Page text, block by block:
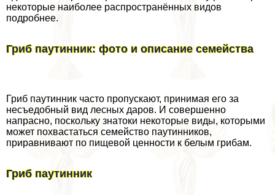
некоторые наиболее распространённых видов
подробнее.
Гриб паутинник: фото и описание семейства
Гриб паутинник часто пропускают, принимая его за
несъедобный вид лесных даров. И совершенно
напрасно, поскольку знатоки некоторые виды, которыми
может похвастаться семейство паутинников,
приравнивают по пищевой ценности к белым грибам.
Гриб паутинник